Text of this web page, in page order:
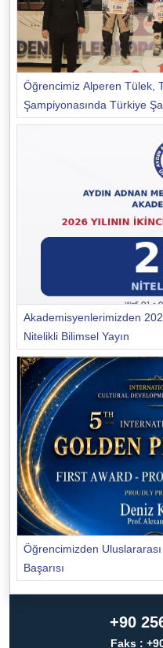
Öğrencimiz Alperen Tülek,
Şampiyonasında Türkiye
Akademisyenlerimizden
Nitelikli Bilimsel Yayın
Öğrencimizden
Başarısı
+90
Faks :